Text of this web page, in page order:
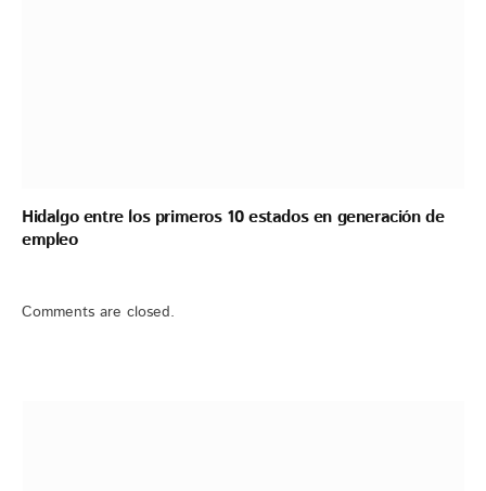
Hidalgo entre los primeros 10 estados en generación de
empleo
Comments are closed.